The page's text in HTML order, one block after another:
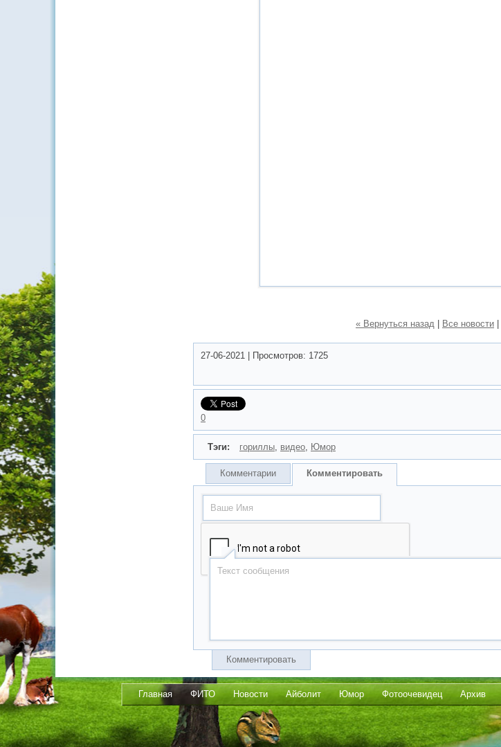
« Вернуться назад Все новости
27-06-2021 Просмотров: 1725
0
Тэги: гориллы, видео, Юмор
Комментарии Комментировать
Комментировать
Главная ФИТО Новости Айболит Юмор Фотоочевидец Архив